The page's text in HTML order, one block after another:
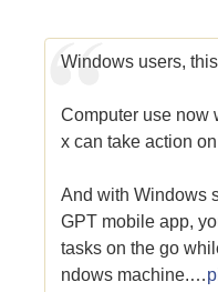
Windows users,
Computer use now
x can take action
And with Windows
GPT mobile app,
tasks on the go
ndows machine.…